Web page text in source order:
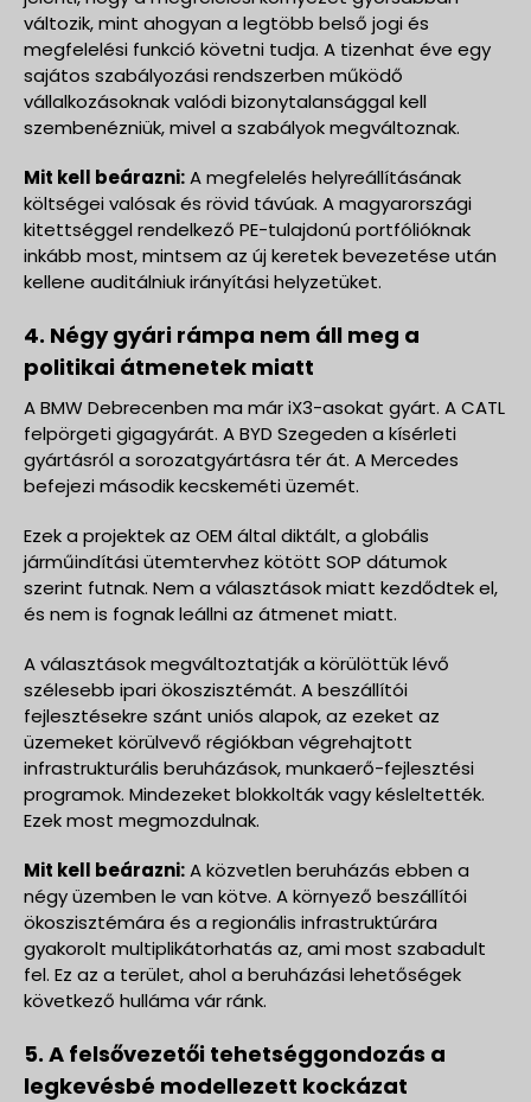
változik, mint ahogyan a legtöbb belső jogi és
megfelelési funkció követni tudja. A tizenhat éve egy
sajátos szabályozási rendszerben működő
vállalkozásoknak valódi bizonytalansággal kell
szembenézniük, mivel a szabályok megváltoznak.
Mit kell beárazni:A megfelelés helyreállításának
költségei valósak és rövid távúak. A magyarországi
kitettséggel rendelkező PE-tulajdonú portfólióknak
inkább most, mintsem az új keretek bevezetése után
kellene auditálniuk irányítási helyzetüket.
4. Négy gyári rámpa nem áll meg a
politikai átmenetek miatt
A BMW Debrecenben ma már iX3-asokat gyárt. A CATL
felpörgeti gigagyárát. A BYD Szegeden a kísérleti
gyártásról a sorozatgyártásra tér át. A Mercedes
befejezi második kecskeméti üzemét.
Ezek a projektek az OEM által diktált, a globális
járműindítási ütemtervhez kötött SOP dátumok
szerint futnak. Nem a választások miatt kezdődtek el,
és nem is fognak leállni az átmenet miatt.
A választások megváltoztatják a körülöttük lévő
szélesebb ipari ökoszisztémát. A beszállítói
fejlesztésekre szánt uniós alapok, az ezeket az
üzemeket körülvevő régiókban végrehajtott
infrastrukturális beruházások, munkaerő-fejlesztési
programok. Mindezeket blokkolták vagy késleltették.
Ezek most megmozdulnak.
Mit kell beárazni:A közvetlen beruházás ebben a
négy üzemben le van kötve. A környező beszállítói
ökoszisztémára és a regionális infrastruktúrára
gyakorolt multiplikátorhatás az, ami most szabadult
fel. Ez az a terület, ahol a beruházási lehetőségek
következő hulláma vár ránk.
5. A felsővezetői tehetséggondozás a
legkevésbé modellezett kockázat